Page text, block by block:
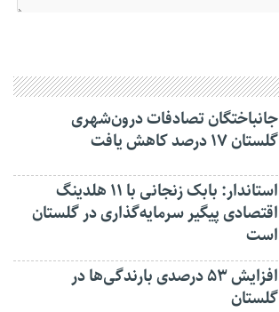
جانباختگان تصادفات درون‌شهری
گلستان ۱۷ درصد کاهش یافت
استاندار: بابک زنجانی با ۱۱ هلدینگ
اقتصادی پیگیر سرمایه‌گذاری در گلستان
است
افزایش ۵۳ درصدی بارندگی‌ها در
گلستان